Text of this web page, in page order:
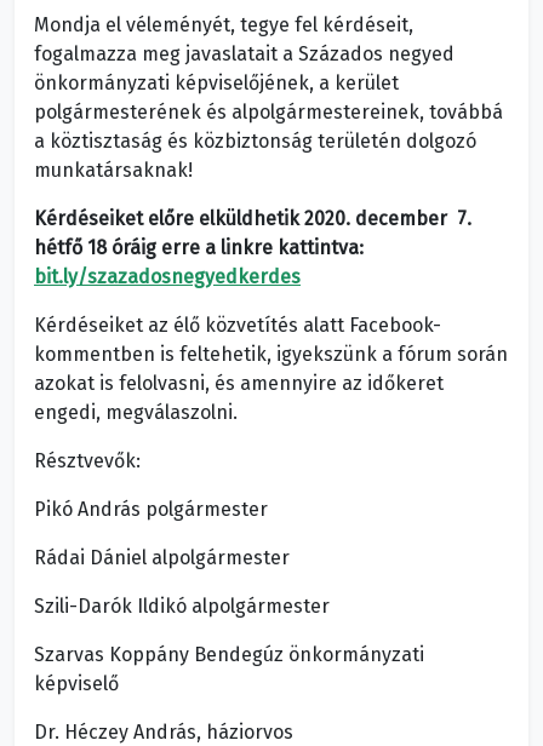
Mondja el véleményét, tegye fel kérdéseit,
fogalmazza meg javaslatait a Százados negyed
önkormányzati képviselőjének, a kerület
polgármesterének és alpolgármestereinek, továbbá
a köztisztaság és közbiztonság területén dolgozó
munkatársaknak!
Kérdéseiket előre elküldhetik 2020. december 7.
hétfő 18 óráig erre a linkre kattintva:
bit.ly/szazadosnegyedkerdes
Kérdéseiket az élő közvetítés alatt Facebook-
kommentben is feltehetik, igyekszünk a fórum során
azokat is felolvasni, és amennyire az időkeret
engedi, megválaszolni.
Résztvevők:
Pikó András polgármester
Rádai Dániel alpolgármester
Szili-Darók Ildikó alpolgármester
Szarvas Koppány Bendegúz önkormányzati
képviselő
Dr. Héczey András, háziorvos